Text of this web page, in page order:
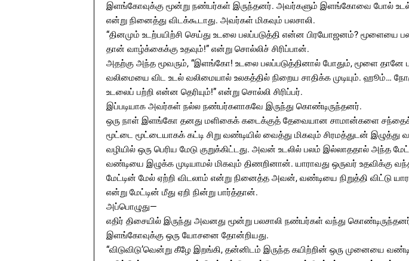
இளங்கோவுக்கு மூன்று நண்பர்கள் இருந்தனர். அவர்களும் இளங்கோவை போல்
என்று நினைத்து விடக்கூடாது. அவர்கள் மிகவும் பலசாலி.
“தினமும் உடற்பயிற்சி செய்து உடலை பலப்படுத்தி என்ன பிரயோஜனம்? மூளையை
தான் வாழ்க்கைக்கு உதவும்!” என்று சொல்லிச் சிரிப்பான்.
அதற்கு அந்த மூவரும், “இளங்கோ! உடலை பலப்படுத்தினால் போதும், மூளை தானே
வலிமையை விட உடல் வலிமையால் உலகத்தில் நிறைய சாதிக்க முடியும். ஹூம்…
உடலைப் பற்றி என்ன தெரியும்!” என்று சொல்லி சிரிப்பர்.
இப்படியாக அவர்கள் நல்ல நண்பர்களாகவே இருந்து கொண்டிருந்தனர்.
ஒரு நாள் இளங்கோ தனது மளிகைக் கடைக்குத் தேவையான சாமான்களை
மூட்டை மூட்டையாகக் கட்டி சிறு வண்டியில் வைத்து மிகவும் சிரமத்துடன்
வழியில் ஒரு பெரிய மேடு குறுக்கிட்டது. அவன் உடலில் பலம் இல்லாததால் அந்த
வண்டியை இழுக்க முடியாமல் மிகவும் திணறினான். யாராவது ஒருவர் உதவிக்கு
மேட்டின் மேல் ஏற்றி விடலாம் என்று நினைத்த அவன், வண்டியை நிறுத்தி விட்டு
என்று மேட்டின் மீது ஏறி நின்று பார்த்தான்.
அப்பொழுது—
எதிர் திசையில் இருந்து அவனது மூன்று பலசாலி நண்பர்கள் வந்து
இளங்கோவுக்கு ஒரு யோசனை தோன்றியது.
“விடுவிடு’வென்று கீழே இறங்கி, தன்னிடம் இருந்த கயிற்றின் ஒரு முனையை